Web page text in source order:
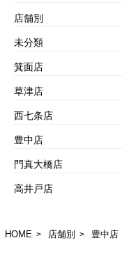
店舗別
未分類
箕面店
草津店
西七条店
豊中店
門真大橋店
高井戸店
HOME > 店舗別 > 豊中店